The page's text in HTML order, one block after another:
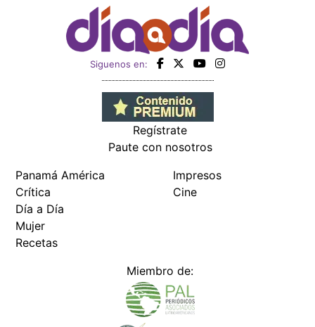
Siguenos en:
Regístrate
Paute con nosotros
Panamá América
Crítica
Día a Día
Mujer
Recetas
Impresos
Cine
Miembro de: